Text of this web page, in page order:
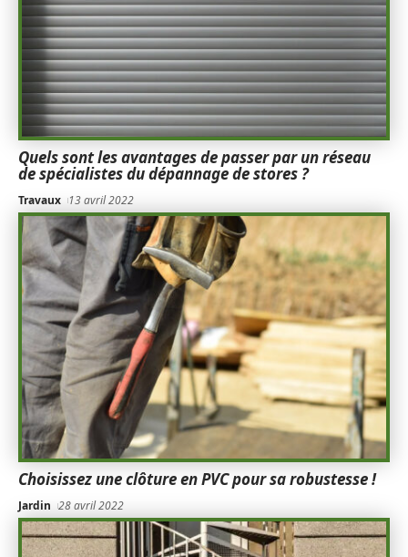
Quels sont les avantages de passer par un réseau
de spécialistes du dépannage de stores ?
Travaux 13 avril 2022
Choisissez une clôture en PVC pour sa robustesse !
Jardin 28 avril 2022